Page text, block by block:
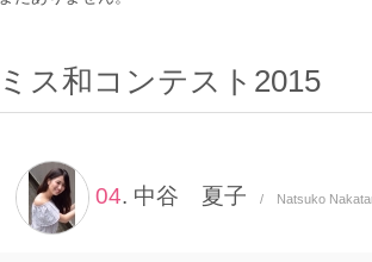
ミス和コンテスト2015
04. 中谷 夏子 / Natsuko